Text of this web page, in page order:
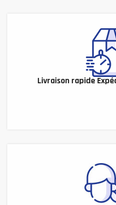
Livraison rapide